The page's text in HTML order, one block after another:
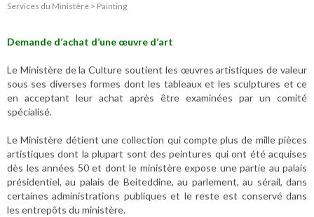
Services du Ministère > Painting
Demande d’achat d’une œuvre d’art
Le Ministère de la Culture soutient les œuvres artistiques de valeur
sous ses diverses formes dont les tableaux et les sculptures et ce
en acceptant leur achat après être examinées par un comité
spécialisé.
Le Ministère détient une collection qui compte plus de mille pièces
artistiques dont la plupart sont des peintures qui ont été acquises
dès les années 50 et dont le ministère expose une partie au palais
présidentiel, au palais de Beiteddine, au parlement, au sérail, dans
certaines administrations publiques et le reste est conservé dans
les entrepôts du ministère.